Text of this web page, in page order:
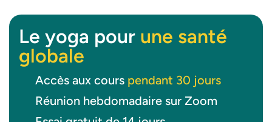
Le yoga pour une santé
globale
Accès aux cours pendant 30 jours
Réunion hebdomadaire sur Zoom